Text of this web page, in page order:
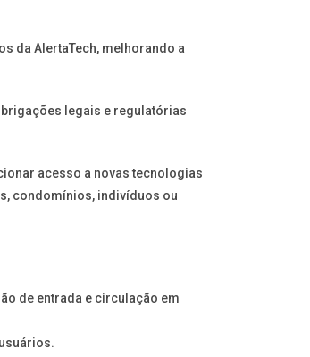
da AlertaTech, melhorando a
legais e regulatórias
acesso a novas tecnologias
condomínios, indivíduos ou
de entrada e circulação em